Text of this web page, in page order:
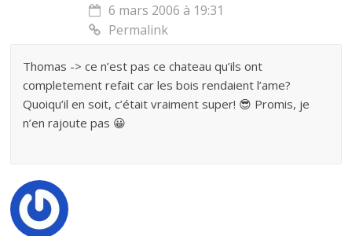
6 mars 2006 à 19:31
Permalink
Thomas -> ce n’est pas ce chateau qu’ils ont
completement refait car les bois rendaient l’ame?
Quoiqu’il en soit, c’était vraiment super! 😎 Promis, je
n’en rajoute pas 😀